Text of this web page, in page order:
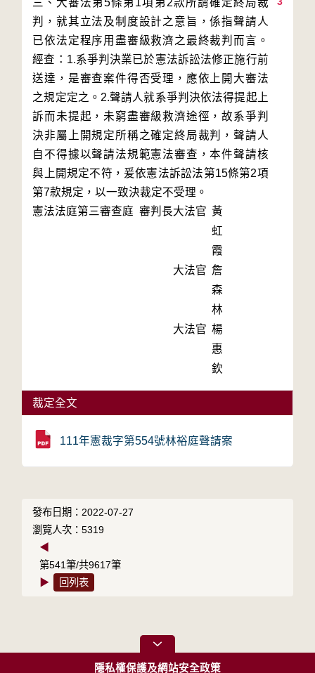
三、大審法第5條第1項第2款所謂確定終局裁
判，就其立法及制度設計之意旨，係指聲請人
已依法定程序用盡審級救濟之最終裁判而言。
經查：1.系爭判決業已於憲法訴訟法修正施行前
送達，是審查案件得否受理，應依上開大審法
之規定定之。2.聲請人就系爭判決依法得提起上
訴而未提起，未窮盡審級救濟途徑，故系爭判
決非屬上開規定所稱之確定終局裁判，聲請人
自不得據以聲請法規範憲法審查，本件聲請核
與上開規定不符，爰依憲法訴訟法第15條第2項
第7款規定，以一致決裁定不受理。
憲法法庭第三審查庭 審判長大法官 黃
虹
霞
大法官 詹
森
林
大法官 楊
惠
欽
裁定全文
111年憲裁字第554號林裕庭聲請案
發布日期：2022-07-27
瀏覽人次：5319
◀
第541筆/共9617筆
▶
回列表
隱私權保護及網站安全政策